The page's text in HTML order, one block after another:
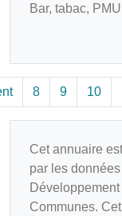
Bar, tabac, PMU
8 9 10
Cet annuaire
par les
Communes.